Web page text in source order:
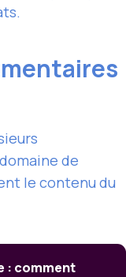
de
le contenu du
: comment